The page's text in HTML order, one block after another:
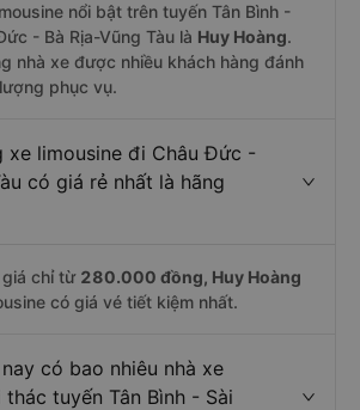
nổi bật trên tuyến Tân Bình -
- Bà Rịa-Vũng Tàu là Huy Hoàng.
nhà xe được nhiều khách hàng đánh
phục vụ.
xe limousine đi Châu Đức -
có giá rẻ nhất là hãng
chỉ từ 280.000 đồng, Huy Hoàng
có giá vé tiết kiệm nhất.
có bao nhiêu nhà xe
thác tuyến Tân Bình - Sài